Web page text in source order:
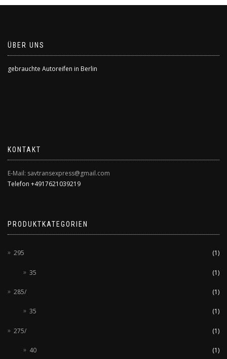
ÜBER UNS
gebrauchte Autoreifen in Berlin
KONTAKT
E-Mail: savtransexpress@gmail.com
Telefon +4917621039219
PRODUKTKATEGORIEN
295 (1)
35 (1)
285/ (1)
35 (1)
275/ (1)
40 (1)